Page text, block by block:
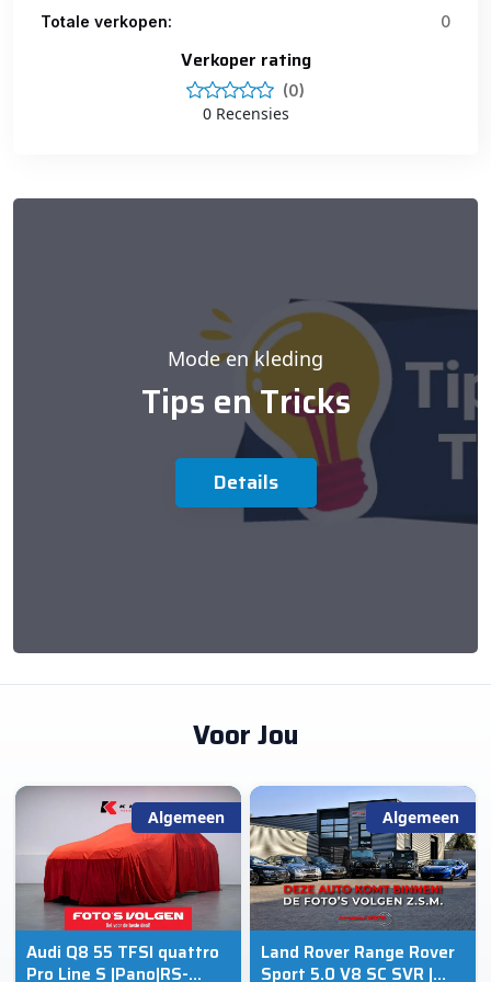
Totale verkopen: 0
Verkoper rating
(0)
0 Recensies
Mode en kleding
Tips en Tricks
Details
Voor Jou
Algemeen
Audi Q8 55 TFSI quattro
Pro Line S |Pano|RS-
Algemeen
Land Rover Range Rover
Sport 5.0 V8 SC SVR |